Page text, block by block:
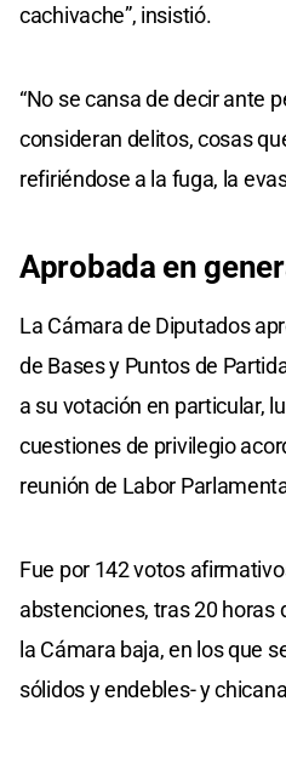
cachivache”, insistió.
“No se cansa de decir ante
consideran delitos, cosas
refiriéndose a la fuga, la
Aprobada en
La Cámara de Diputados
de Bases y Puntos de
a su votación en particular,
cuestiones de privilegio
reunión de Labor
Fue por 142 votos
abstenciones, tras 20 horas
la Cámara baja, en los que
sólidos y endebles- y